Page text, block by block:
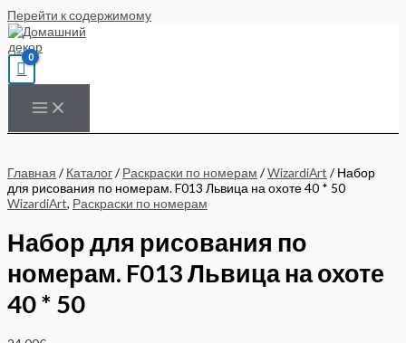
Перейти к содержимому
Главная / Каталог/ Раскраски по номерам /WizardiArt / Набор
для рисования по номерам. F013 Львица на охоте 40 * 50
WizardiArt, Раскраски по номерам
Набор для рисования по
номерам. F013 Львица на охоте
40 * 50